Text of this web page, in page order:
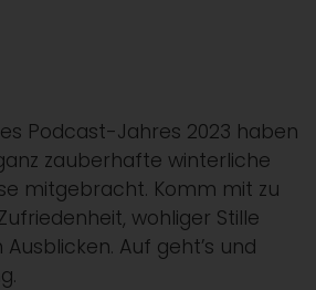
Podcast-Jahres 2023 haben
zauberhafte winterliche
mitgebracht. Komm mit zu
wohliger Stille
Auf geht’s und